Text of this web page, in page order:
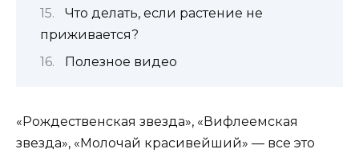
Что делать, если растение не
приживается?
Полезное видео
«Рождественская звезда», «Вифлеемская
звезда», «Молочай красивейший» — все это